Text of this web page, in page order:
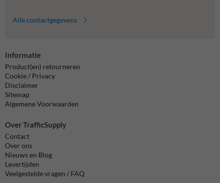
Alle contactgegevens
Informatie
Product(en) retourneren
Cookie / Privacy
Disclaimer
Sitemap
Algemene Voorwaarden
Over TrafficSupply
Contact
Over ons
Nieuws en Blog
Levertijden
Veelgestelde vragen / FAQ